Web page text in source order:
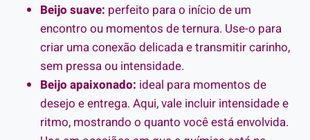
Beijo suave: perfeito para o início de um
encontro ou momentos de ternura. Use-o para
criar uma conexão delicada e transmitir carinho,
sem pressa ou intensidade.
Beijo apaixonado: ideal para momentos de
desejo e entrega. Aqui, vale incluir intensidade e
ritmo, mostrando o quanto você está envolvida.